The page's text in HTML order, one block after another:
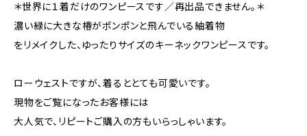
＊世界に１着だけのワンピースです／再出品できません。＊
濃い緑に大きな椿がポンポンと飛んでいる紬着物
をリメイクした、ゆったりサイズのキーネックワンピースです。
ローウェストですが、着るととても可愛いです。
現物をご覧になったお客様には
大人気で、リピートご購入の方もいらっしゃいます。